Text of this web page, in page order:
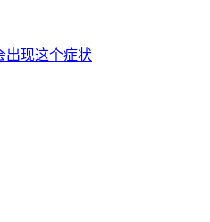
出现这个症状